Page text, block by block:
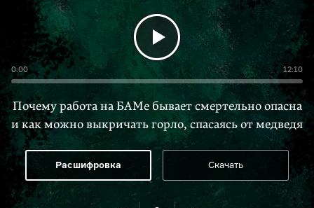
0:00 12:10
Почему работа на БАМе бывает смертельно опасна
и как можно выкричать горло, спасаясь от медведя
Расшифровка Скачать